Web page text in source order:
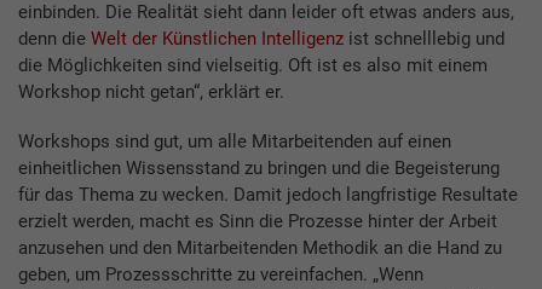
einbinden. Die Realität sieht dann leider oft etwas anders aus,
denn die Welt der Künstlichen Intelligenz ist schnelllebig und
die Möglichkeiten sind vielseitig. Oft ist es also mit einem
Workshop nicht getan“, erklärt er.
Workshops sind gut, um alle Mitarbeitenden auf einen
einheitlichen Wissensstand zu bringen und die Begeisterung
für das Thema zu wecken. Damit jedoch langfristige Resultate
erzielt werden, macht es Sinn die Prozesse hinter der Arbeit
anzusehen und den Mitarbeitenden Methodik an die Hand zu
geben, um Prozessschritte zu vereinfachen. „Wenn